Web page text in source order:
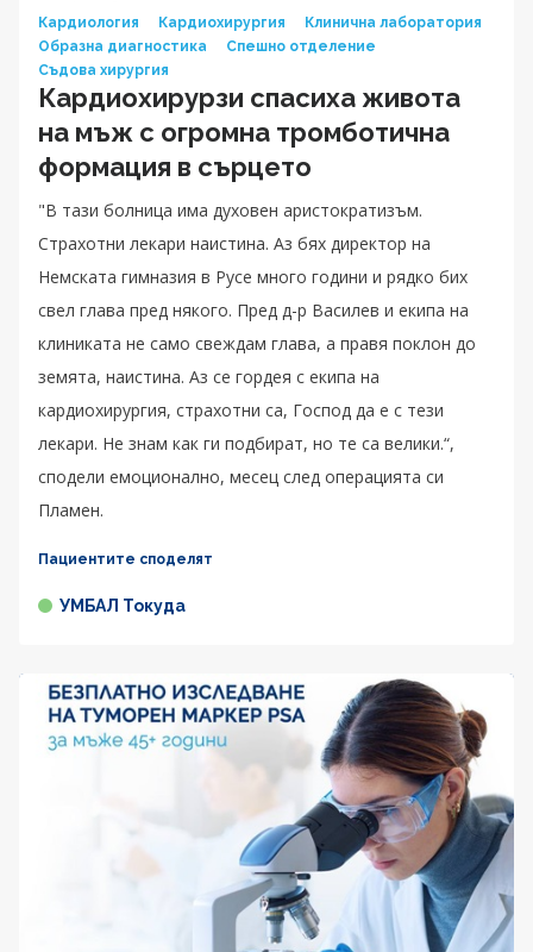
Кардиология
Кардиохирургия
Клинична лаборатория
Образна диагностика
Спешно отделение
Съдова хирургия
Кардиохирурзи спасиха живота
на мъж с огромна тромботична
формация в сърцето
"В тази болница има духовен аристократизъм.
Страхотни лекари наистина. Аз бях директор на
Немската гимназия в Русе много години и рядко бих
свел глава пред някого. Пред д-р Василев и екипа на
клиниката не само свеждам глава, а правя поклон до
земята, наистина. Аз се гордея с екипа на
кардиохирургия, страхотни са, Господ да е с тези
лекари. Не знам как ги подбират, но те са велики.“,
сподели емоционално, месец след операцията си
Пламен.
Пациентите споделят
УМБАЛ Токуда